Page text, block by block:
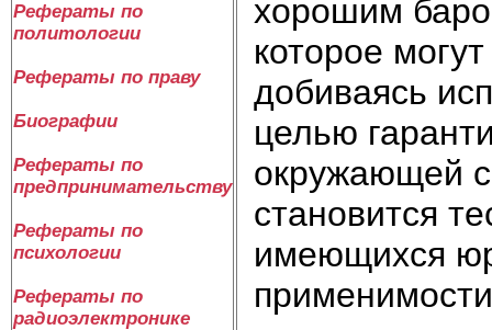
Рефераты по
политологии
Рефераты по праву
Биографии
Рефераты по
предпринимательству
Рефераты по
психологии
Рефераты по
радиоэлектронике
хорошим
которое
добиваясь
целью
окружающей
становится
имеющихся